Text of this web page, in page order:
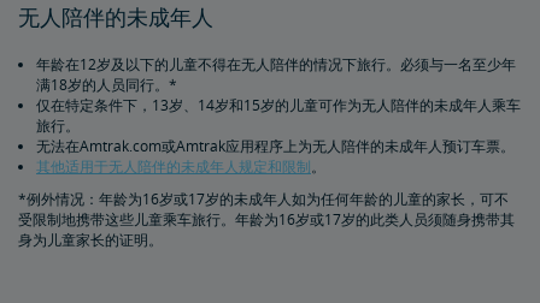
无人陪伴的未成年人
年龄在12岁及以下的儿童不得在无人陪伴的情况下旅行。必须与一名至少年
满18岁的人员同行。*
仅在特定条件下，13岁、14岁和15岁的儿童可作为无人陪伴的未成年人乘车
旅行。
无法在Amtrak.com或Amtrak应用程序上为无人陪伴的未成年人预订车票。
其他适用于无人陪伴的未成年人规定和限制。
*例外情况：年龄为16岁或17岁的未成年人如为任何年龄的儿童的家长，可不
受限制地携带这些儿童乘车旅行。年龄为16岁或17岁的此类人员须随身携带其
身为儿童家长的证明。